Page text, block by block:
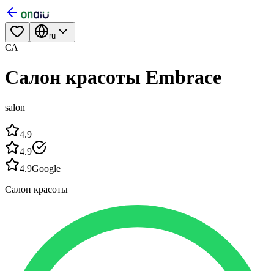
ru
СА
Салон красоты Embrace
salon
4.9
4.9
4.9Google
Салон красоты